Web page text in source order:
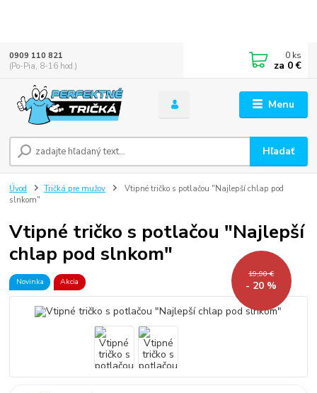
Menu
Hľadať
0909 110 821
(Po-Pia, 8-16 hod.)
0 ks
za 0 €
Úvod Tričká pre mužov
Vtipné tričko s potlačou "Najlepší chlap pod
slnkom"
Vtipné tričko s potlačou "Najlepší
chlap pod slnkom"
Novinka Akcia
19,90 €
- 20 %